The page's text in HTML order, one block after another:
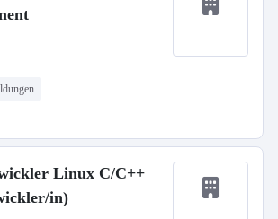
Linux C/C++
in)